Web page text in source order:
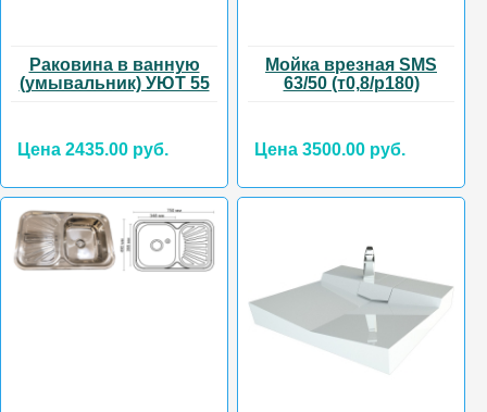
Раковина в ванную
(умывальник) УЮТ 55
Цена 2435.00 руб.
Мойка врезная SMS
63/50 (т0,8/р180)
Цена 3500.00 руб.